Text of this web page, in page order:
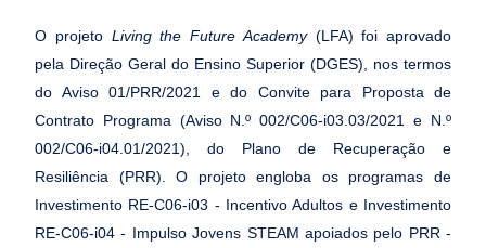
O projeto Living the Future Academy(LFA) foi aprovado
pela Direção Geral do Ensino Superior (DGES), nos termos
do Aviso 01/PRR/2021 e do Convite para Proposta de
Contrato Programa (Aviso N.º 002/C06-i03.03/2021 e N.º
002/C06-i04.01/2021), do Plano de Recuperação e
Resiliência (PRR). O projeto engloba os programas de
Investimento RE-C06-i03 - Incentivo Adultos e Investimento
RE-C06-i04 - Impulso Jovens STEAM apoiados pelo PRR -